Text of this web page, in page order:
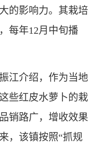
的影响力。其栽培
每年12月中旬播
介绍，作为当地
些红皮水萝卜的栽
销路广，增收效果
，该镇按照“抓规